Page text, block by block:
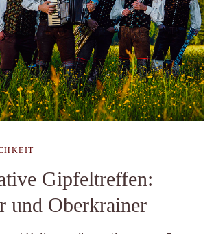
Gipfeltreffen:
und Oberkrainer